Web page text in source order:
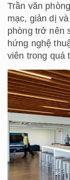
Trần văn
mạc, giản dị
phòng trở nên
hứng nghệ
viên trong quá